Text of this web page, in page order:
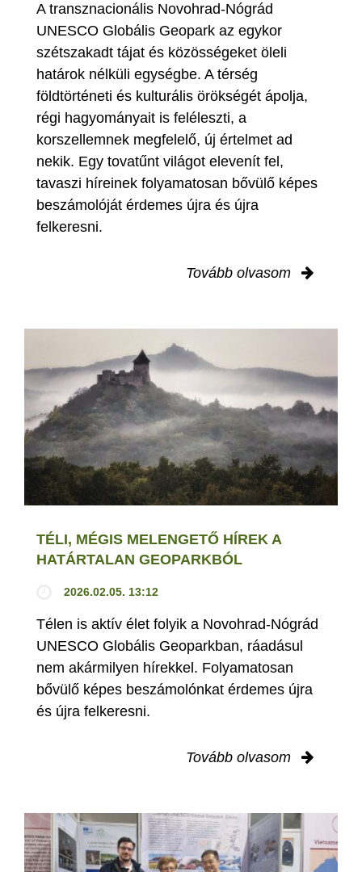
A transznacionális Novohrad-Nógrád
UNESCO Globális Geopark az egykor
szétszakadt tájat és közösségeket öleli
határok nélküli egységbe. A térség
földtörténeti és kulturális örökségét ápolja,
régi hagyományait is feléleszti, a
korszellemnek megfelelő, új értelmet ad
nekik. Egy tovatűnt világot elevenít fel,
tavaszi híreinek folyamatosan bővülő képes
beszámolóját érdemes újra és újra
felkeresni.
Tovább olvasom
TÉLI, MÉGIS MELENGETŐ HÍREK A
HATÁRTALAN GEOPARKBÓL
2026.02.05. 13:12
Télen is aktív élet folyik a Novohrad-Nógrád
UNESCO Globális Geoparkban, ráadásul
nem akármilyen hírekkel. Folyamatosan
bővülő képes beszámolónkat érdemes újra
és újra felkeresni.
Tovább olvasom